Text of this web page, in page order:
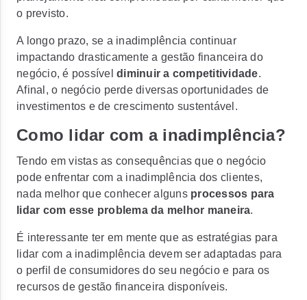
o previsto.
A longo prazo, se a inadimplência continuar
impactando drasticamente a gestão financeira do
negócio, é possível diminuir a competitividade.
Afinal, o negócio perde diversas oportunidades de
investimentos e de crescimento sustentável.
Como lidar com a inadimplência?
Tendo em vistas as consequências que o negócio
pode enfrentar com a inadimplência dos clientes,
nada melhor que conhecer alguns processos para
lidar com esse problema da melhor maneira.
É interessante ter em mente que as estratégias para
lidar com a inadimplência devem ser adaptadas para
o perfil de consumidores do seu negócio e para os
recursos de gestão financeira disponíveis.